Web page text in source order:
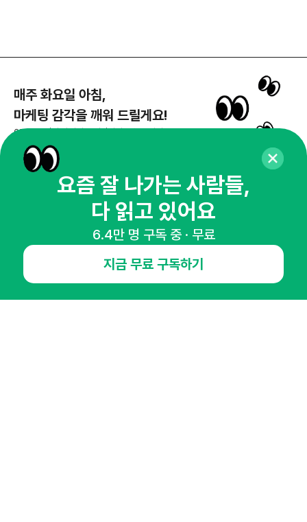
매주 화요일 아침,
마케팅 감각을 깨워 드릴게요!
65,043명의 마케터를 성장시키는 뉴스레터
뉴스레터 구독하기
공지사항 제휴문의
인사이터 신청
뉴스레터
광고안내
요즘 잘 나가는 사람들,
다 읽고 있어요
6.4만 명 구독 중 · 무료
지금 무료 구독하기